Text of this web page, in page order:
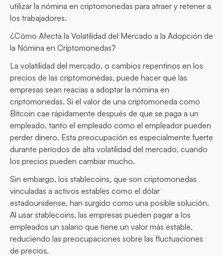
utilizar la nómina en criptomonedas para atraer y retener a
los trabajadores.
¿Cómo Afecta la Volatilidad del Mercado a la Adopción de
la Nómina en Criptomonedas?
La volatilidad del mercado, o cambios repentinos en los
precios de las criptomonedas, puede hacer que las
empresas sean reacias a adoptar la nómina en
criptomonedas. Si el valor de una criptomoneda como
Bitcoin cae rápidamente después de que se paga a un
empleado, tanto el empleado como el empleador pueden
perder dinero. Esta preocupación es especialmente fuerte
durante períodos de alta volatilidad del mercado, cuando
los precios pueden cambiar mucho.
Sin embargo, los stablecoins, que son criptomonedas
vinculadas a activos estables como el dólar
estadounidense, han surgido como una posible solución.
Al usar stablecoins, las empresas pueden pagar a los
empleados un salario que tiene un valor más estable,
reduciendo las preocupaciones sobre las fluctuaciones
de precios.